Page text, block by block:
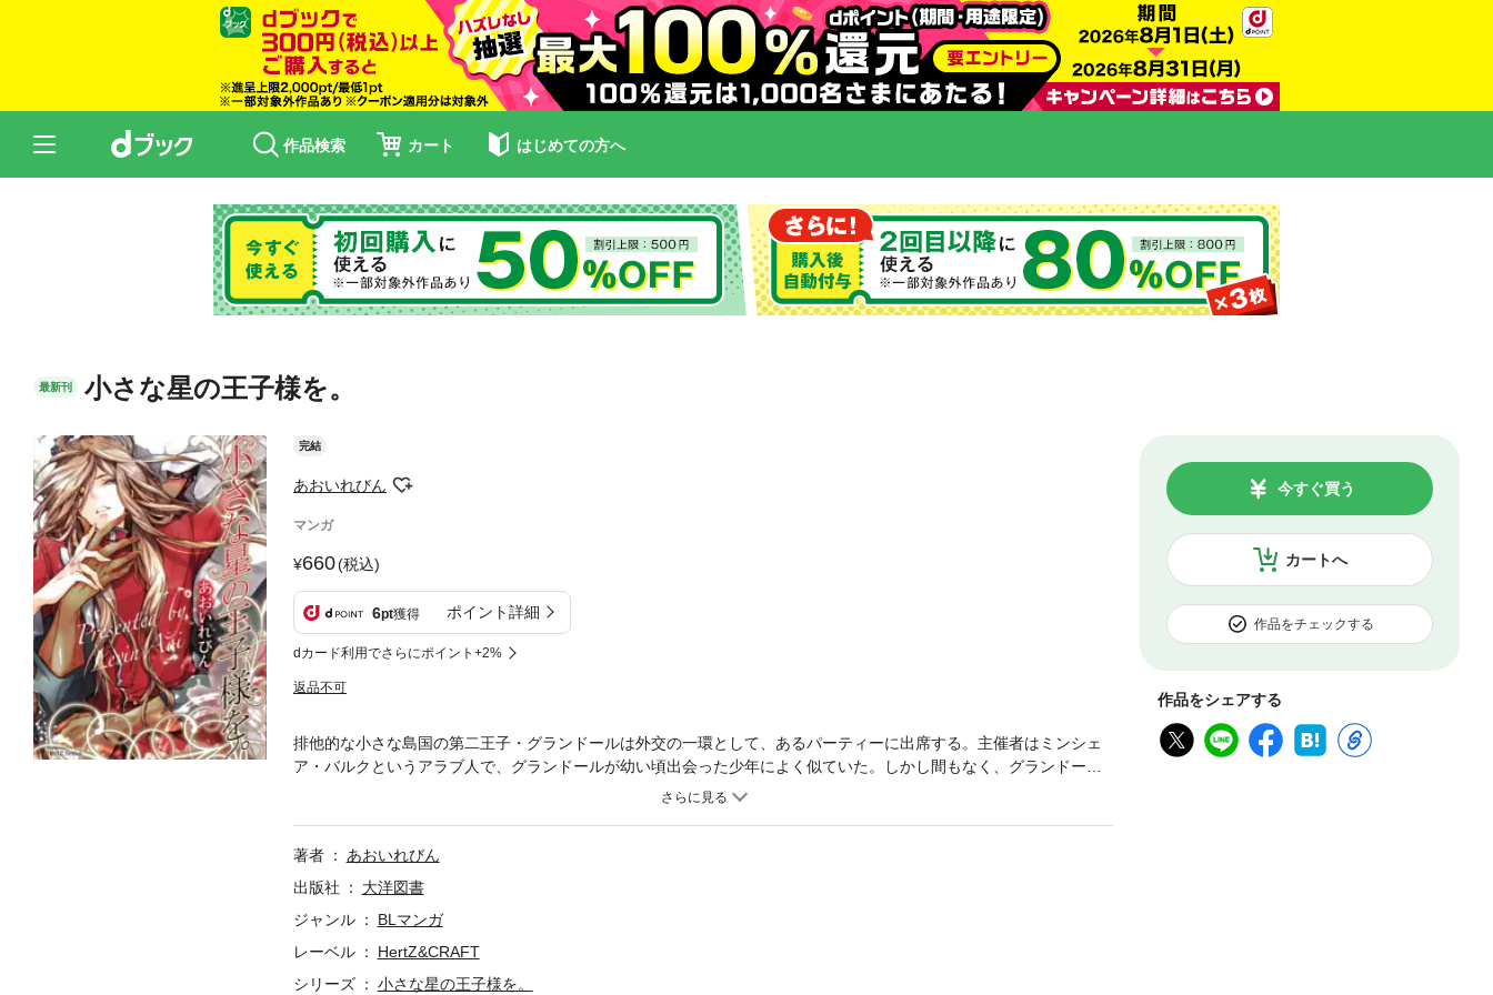
作品検索 カート はじめての方へ
最新刊 小さな星の王子様を。
完結
あおいれびん
マンガ
660(税込)
6pt獲得 ポイント詳細
dカード利用でさらにポイント+2%
返品不可
カートへ
今すぐ買う
作品をチェックする
作品をシェアする
排他的な小さな島国の第二王子・グランドールは外交の一環として、あるパーティーに出席する。主催者はミンシェ
ア・バルクというアラブ人で、グランドールが幼い頃出会った少年によく似ていた。しかし間もなく、グランドール
はパーティーの本当の目的を知る──パーティーはオークションで、グランドール自身が競売の対象だったのだ! さら
著者
あおいれびん
出版社
大洋図書
ジャンル
BLマンガ
レーベル
HertZ&CRAFT
シリーズ
小さな星の王子様を。